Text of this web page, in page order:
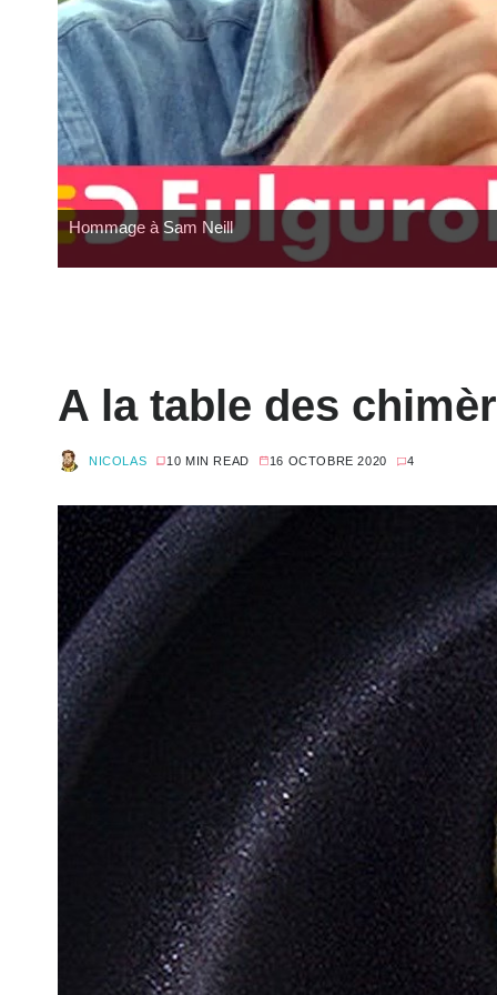
Hommage à Sam Neill
A la table des
NICOLAS 10 MIN READ 16 OCTOBRE 2020 4